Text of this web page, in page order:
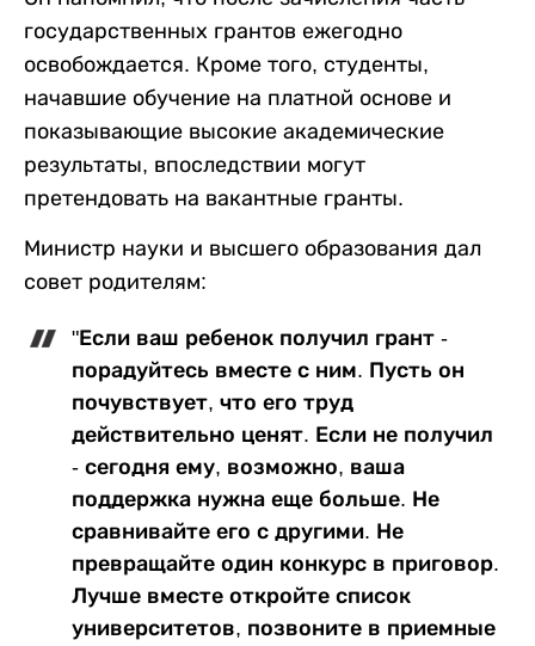
государственных грантов ежегодно
освобождается. Кроме того, студенты,
начавшие обучение на платной основе и
показывающие высокие академические
результаты, впоследствии могут
претендовать на вакантные гранты.
Министр науки и высшего образования дал
совет родителям:
"Если ваш ребенок получил грант -
порадуйтесь вместе с ним. Пусть он
почувствует, что его труд
действительно ценят. Если не получил
- сегодня ему, возможно, ваша
поддержка нужна еще больше. Не
сравнивайте его с другими. Не
превращайте один конкурс в приговор.
Лучше вместе откройте список
университетов, позвоните в приемные